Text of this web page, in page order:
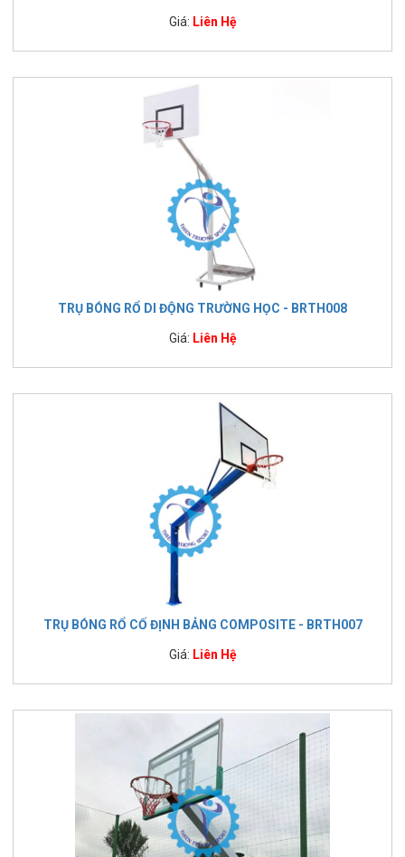
Giá: Liên Hệ
TRỤ BÓNG RỔ DI ĐỘNG TRƯỜNG HỌC - BRTH008
Giá: Liên Hệ
TRỤ BÓNG RỔ CỐ ĐỊNH BẢNG COMPOSITE - BRTH007
Giá: Liên Hệ